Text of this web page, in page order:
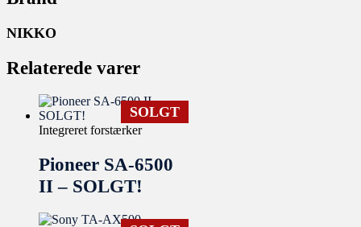
NIKKO
Relaterede varer
SOLGT
Integreret forstærker
Pioneer SA-6500
II – SOLGT!